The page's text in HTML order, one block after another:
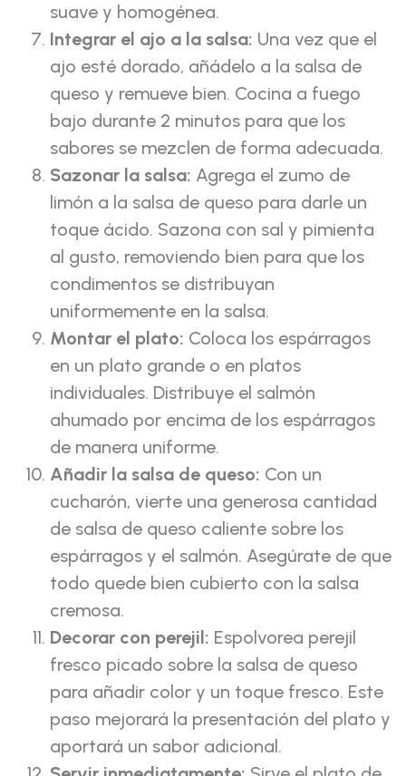
suave y homogénea.
Integrar el ajo a la salsa: Una vez que el
ajo esté dorado, añádelo a la salsa de
queso y remueve bien. Cocina a fuego
bajo durante 2 minutos para que los
sabores se mezclen de forma adecuada.
Sazonar la salsa: Agrega el zumo de
limón a la salsa de queso para darle un
toque ácido. Sazona con sal y pimienta
al gusto, removiendo bien para que los
condimentos se distribuyan
uniformemente en la salsa.
Montar el plato: Coloca los espárragos
en un plato grande o en platos
individuales. Distribuye el salmón
ahumado por encima de los espárragos
de manera uniforme.
Añadir la salsa de queso: Con un
cucharón, vierte una generosa cantidad
de salsa de queso caliente sobre los
espárragos y el salmón. Asegúrate de que
todo quede bien cubierto con la salsa
cremosa.
Decorar con perejil: Espolvorea perejil
fresco picado sobre la salsa de queso
para añadir color y un toque fresco. Este
paso mejorará la presentación del plato y
aportará un sabor adicional.